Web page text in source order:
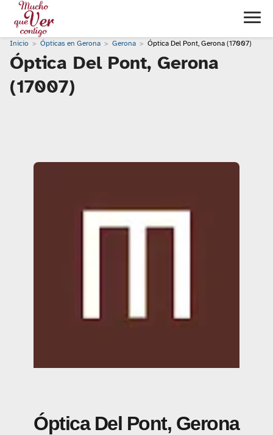
Inicio Ópticas en Gerona Gerona Óptica Del Pont, Gerona (17007)
Óptica Del Pont, Gerona
(17007)
Óptica Del Pont, Gerona